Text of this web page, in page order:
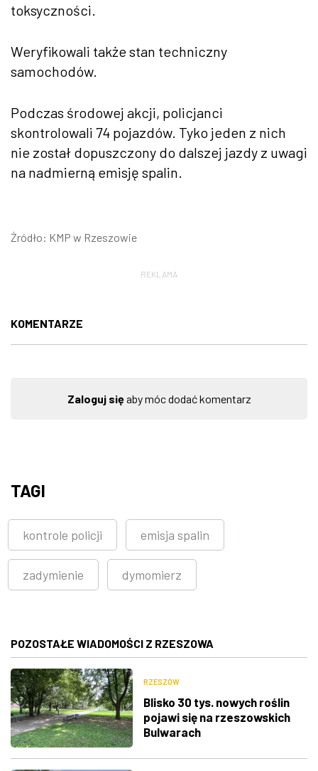
toksyczności.
Weryfikowali także stan techniczny
samochodów.
Podczas środowej akcji, policjanci
skontrolowali 74 pojazdów. Tyko jeden z nich
nie został dopuszczony do dalszej jazdy z uwagi
na nadmierną emisję spalin.
Źródło: KMP w Rzeszowie
REKLAMA
KOMENTARZE
Zaloguj sięaby móc dodać komentarz
TAGI
kontrole policji emisja spalin
zadymienie dymomierz
POZOSTAŁE WIADOMOŚCI Z RZESZOWA
RZESZÓW
Blisko 30 tys. nowych roślin
pojawi się na rzeszowskich
Bulwarach